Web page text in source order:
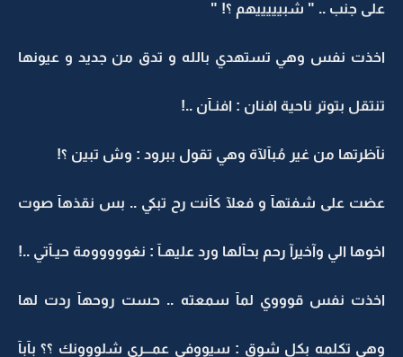
على جنب .. " شبيييييهم ؟! "
اخذت نفس وهي تستهدي بالله و تدق من جديد و عيونها
تنتقل بتوتر ناحية افنان : افنـآن ..!
نآظرتها من غير مُبآلآة وهي تقول ببرود : وش تبين ؟!
عضت على شفتهآ و فعلآ كآنت رح تبكي .. بس نقذهآ صوت
اخوها الي وآخيرآ رحم بحآلها ورد عليهـآ : نغووووومة حيـآتي ..!
اخذت نفس قوووي لمآ سمعته .. حست روحهآ ردت لها
وهي تكلمه بكل شوق : سيووفي عمـــري شلووونك ؟؟ بآبآ